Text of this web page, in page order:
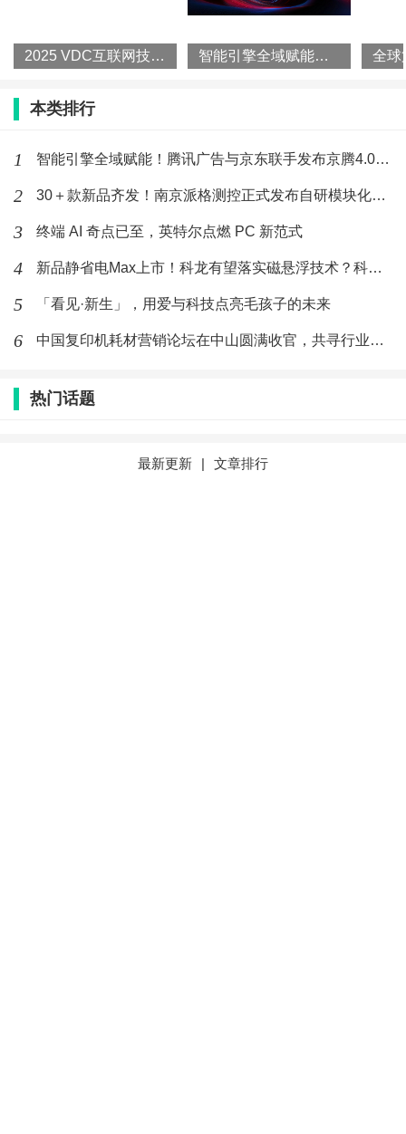
更惊喜的是手感升级。前代折叠屏的“压手感”彻底消
235g，和一台直板旗舰相差无几，单手握持刷短视频
2025 VDC互联网技术分会场：多专家分享业务赋能实践效果 智能引擎全域赋能！腾讯广告与京东联手发布京腾4.0，打造品效
本类排行
1 智能引擎全域赋能！腾讯广告与京东联手发布京腾4.0，打造品效
2 30＋款新品齐发！南京派格测控正式发布自研模块化仪器仪表
3 终端 AI 奇点已至，英特尔点燃 PC 新范式
4 新品静省电Max上市！科龙有望落实磁悬浮技术？科龙静省电空调
5 「看见·新生」，用爱与科技点亮毛孩子的未来
6 中国复印机耗材营销论坛在中山圆满收官，共寻行业新路径 | 亚
热门话题
最新更新 | 文章排行